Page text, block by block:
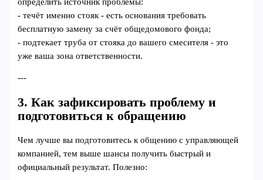
- течёт именно стояк - есть основания требовать
бесплатную замену за счёт общедомового фонда;
- подтекает труба от стояка до вашего смесителя - это
уже ваша зона ответственности.
---
3. Как зафиксировать проблему и
подготовиться к обращению
Чем лучше вы подготовитесь к общению с управляющей
компанией, тем выше шансы получить быстрый и
официальный результат. Полезно: